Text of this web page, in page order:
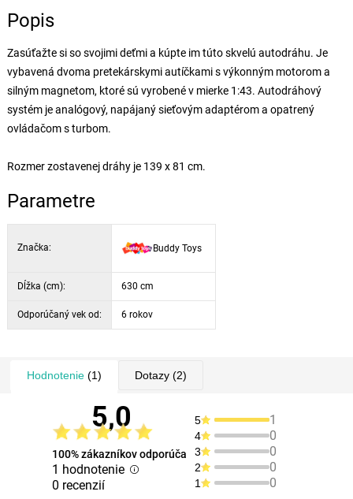
Popis
Zasúťažte si so svojimi deťmi a kúpte im túto skvelú autodráhu. Je
vybavená dvoma pretekárskymi autíčkami s výkonným motorom a
silným magnetom, ktoré sú vyrobené v mierke 1:43. Autodráhový
systém je analógový, napájaný sieťovým adaptérom a opatrený
ovládačom s turbom.
Rozmer zostavenej dráhy je 139 x 81 cm.
Parametre
Značka: Buddy Toys
Dĺžka (cm): 630 cm
Odporúčaný vek od: 6 rokov
Hodnotenie(1) Dotazy(2)
5,0
100% zákazníkov odporúča
1 hodnotenie
0 recenzií
5 1
4 0
3 0
2 0
1 0